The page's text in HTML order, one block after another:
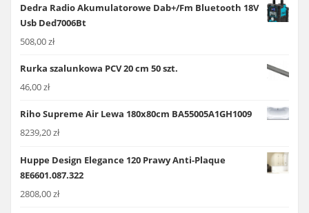
Dedra Radio Akumulatorowe Dab+/Fm Bluetooth 18V
Usb Ded7006Bt
508,00zł
Rurka szalunkowa PCV 20 cm 50 szt.
46,00zł
Riho Supreme Air Lewa 180x80cm BA55005A1GH1009
8239,20zł
Huppe Design Elegance 120 Prawy Anti-Plaque
8E6601.087.322
2808,00zł